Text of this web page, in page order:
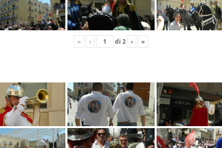
« ‹ di 2 › »